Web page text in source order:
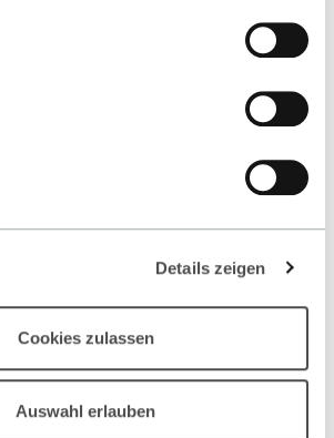
Details zeigen
Cookies zulassen
Auswahl erlauben